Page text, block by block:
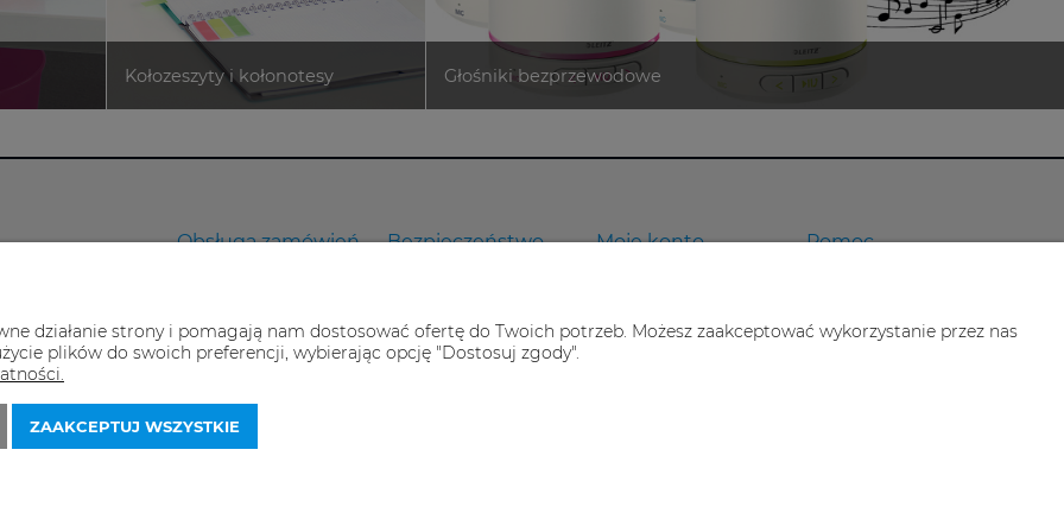
Obsługa zamówień
Zwroty i reklamacje
Bezpieczeństwo Moje konto Pomoc
działanie strony i pomagają nam dostosować ofertę do Twoich potrzeb. Możesz zaakceptować wykorzystanie przez nas
plików do swoich preferencji, wybierając opcję "Dostosuj zgody".
ZAAKCEPTUJ WSZYSTKIE